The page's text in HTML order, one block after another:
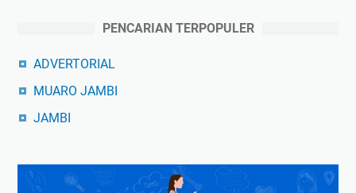
PENCARIAN TERPOPULER
ADVERTORIAL
MUARO JAMBI
JAMBI